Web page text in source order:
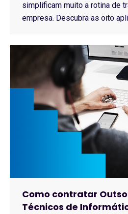
simplificam muito a rotina de
empresa. Descubra as oito
Como contratar
Técnicos de